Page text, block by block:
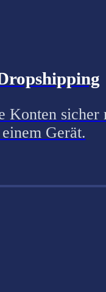
Konten sicher
Gerät.